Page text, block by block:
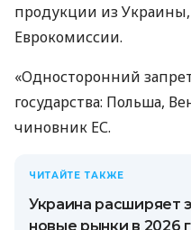
продукции из
Еврокомиссии.
«Односторонний
государства: Польша,
чиновник ЕС.
ЧИТАЙТЕ ТАКЖЕ
Украина расширяет
новые рынки в 2026